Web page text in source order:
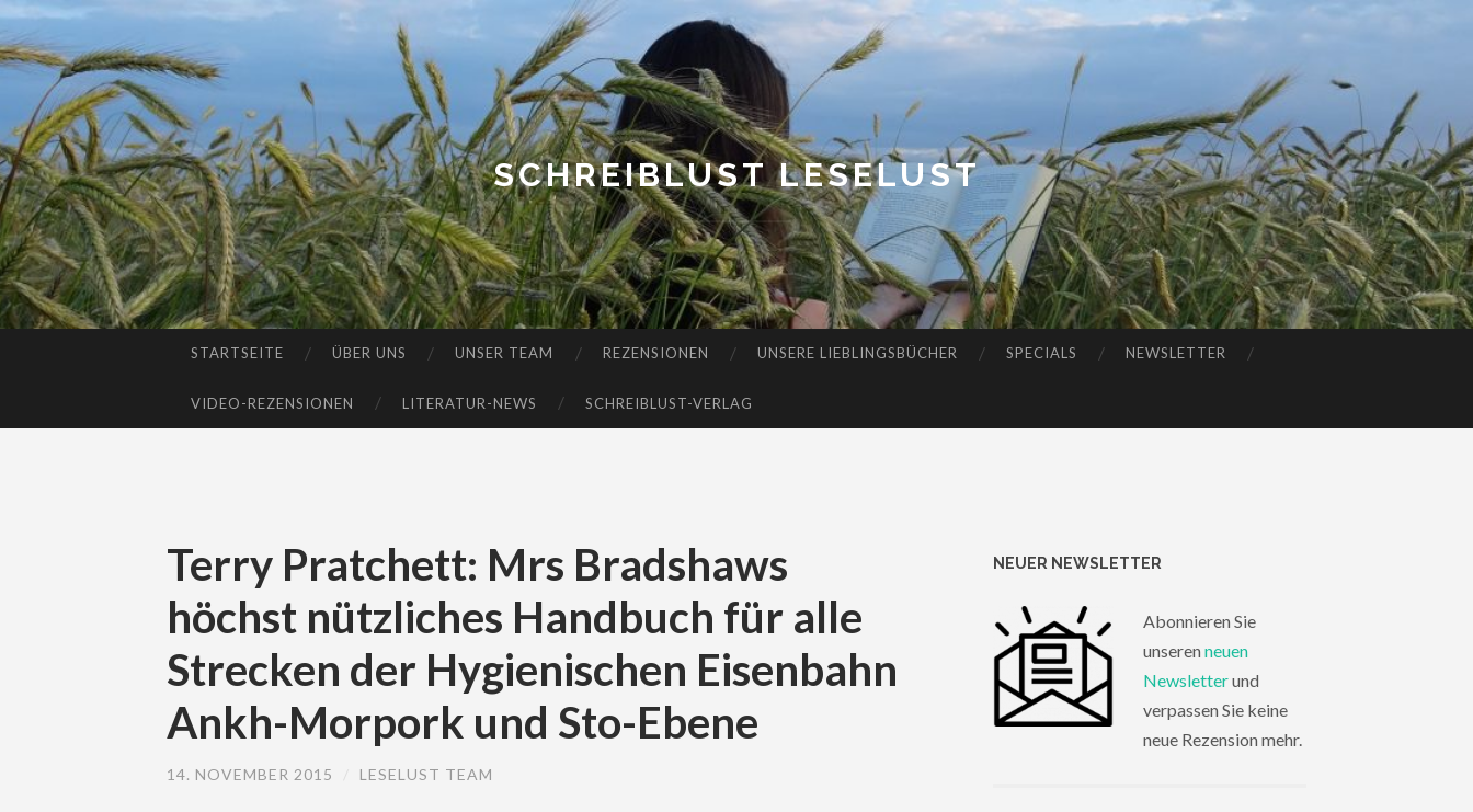
SCHREIBLUST LESELUST
STARTSEITE ÜBER UNS UNSER TEAM REZENSIONEN UNSERE LIEBLINGSBÜCHER SPECIALS NEWSLETTER
VIDEO-REZENSIONEN LITERATUR-NEWS SCHREIBLUST-VERLAG
Terry Pratchett: Mrs Bradshaws
höchst nützliches Handbuch für alle
Strecken der Hygienischen Eisenbahn
Ankh-Morpork und Sto-Ebene
14. NOVEMBER 2015 LESELUST TEAM
NEUER NEWSLETTER
Abonnieren Sie
unserenneuen
Newsletterund
verpassen Sie keine
neue Rezension mehr.